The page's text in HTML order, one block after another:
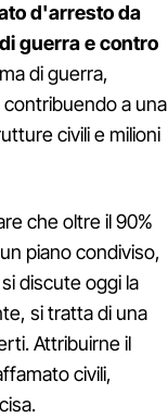
d'arresto da
guerra e contro
di guerra,
a una
civili e milioni
che oltre il 90%
piano condiviso,
discute oggi la
si tratta di una
Attribuirne il
civili,